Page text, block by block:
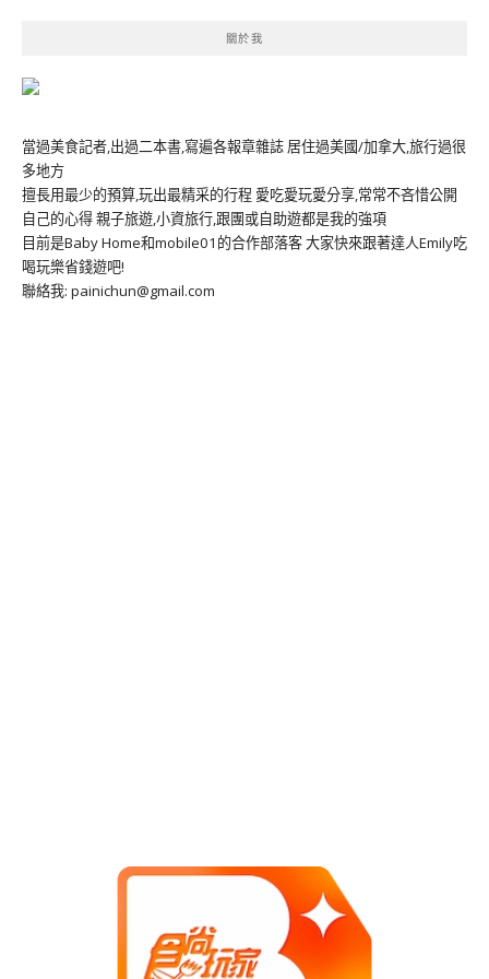
關於我
當過美食記者,出過二本書,寫遍各報章雜誌 居住過美國/加拿大,旅行過很
多地方
擅長用最少的預算,玩出最精采的行程 愛吃愛玩愛分享,常常不吝惜公開
自己的心得 親子旅遊,小資旅行,跟團或自助遊都是我的強項
目前是Baby Home和mobile01的合作部落客 大家快來跟著達人Emily吃
喝玩樂省錢遊吧!
聯絡我: painichun@gmail.com